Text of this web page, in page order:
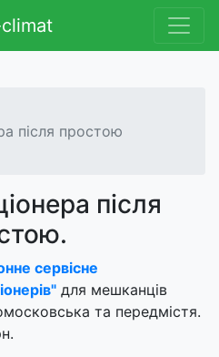
після простою
після
сервісне
для мешканців
та передмістя.